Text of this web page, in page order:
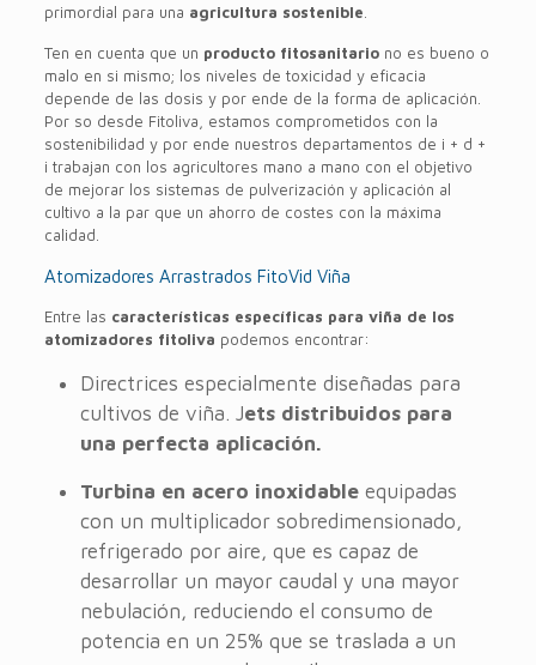
primordial para una agricultura sostenible
Ten en cuenta que un producto fitosanitariono es bueno o
malo en si mismo; los niveles de toxicidad y eficacia
depende de las dosis y por ende de la forma de aplicación.
Por so desde Fitoliva, estamos comprometidos con la
sostenibilidad y por ende nuestros departamentos de i + d +
i trabajan con los agricultores mano a mano con el objetivo
de mejorar los sistemas de pulverización y aplicación al
cultivo a la par que un ahorro de costes con la máxima
calidad.
Atomizadores Arrastrados FitoVid Viña
Entre las características específicas para viña de los
atomizadores fitoliva podemos encontrar:
Directrices especialmente diseñadas para
cultivos de viña. Jets distribuidos para
una perfecta aplicación.
Turbina en acero inoxidableequipadas
con un multiplicador sobredimensionado,
refrigerado por aire, que es capaz de
desarrollar un mayor caudal y una mayor
nebulación, reduciendo el consumo de
potencia en un 25% que se traslada a un